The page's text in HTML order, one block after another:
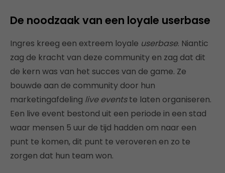
De noodzaak van een loyale userbase
Ingres kreeg een extreem loyale userbase. Niantic
zag de kracht van deze community en zag dat dit
de kern was van het succes van de game. Ze
bouwde aan de community door hun
marketingafdeling live eventste laten organiseren.
Een live event bestond uit een periode in een stad
waar mensen 5 uur de tijd hadden om naar een
punt te komen, dit punt te veroveren en zo te
zorgen dat hun team won.